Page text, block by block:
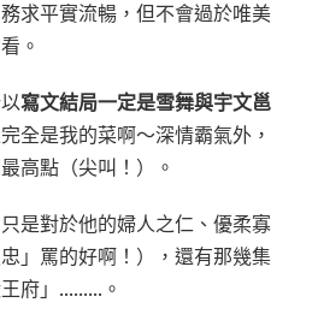
求平實流暢，但不會過於唯美
。
寫文結局一定是雪舞與宇文邕
全是我的菜啊～深情霸氣外，
高點（尖叫！）。
是對於他的婦人之仁、優柔寡
」罵的好啊！），還有那幾集
府」………。